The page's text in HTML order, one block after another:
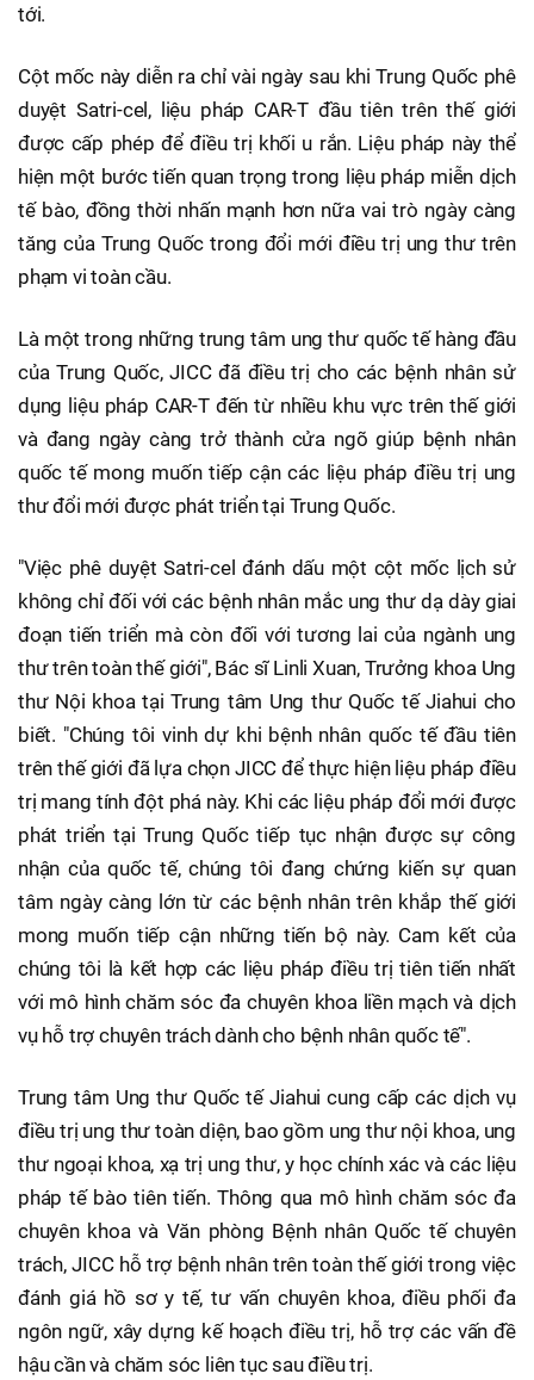
tới.
Cột mốc này diễn ra chỉ vài ngày sau khi Trung Quốc phê
duyệt Satri-cel, liệu pháp CAR-T đầu tiên trên thế giới
được cấp phép để điều trị khối u rắn. Liệu pháp này thể
hiện một bước tiến quan trọng trong liệu pháp miễn dịch
tế bào, đồng thời nhấn mạnh hơn nữa vai trò ngày càng
tăng của Trung Quốc trong đổi mới điều trị ung thư trên
phạm vi toàn cầu.
Là một trong những trung tâm ung thư quốc tế hàng đầu
của Trung Quốc, JICC đã điều trị cho các bệnh nhân sử
dụng liệu pháp CAR-T đến từ nhiều khu vực trên thế giới
và đang ngày càng trở thành cửa ngõ giúp bệnh nhân
quốc tế mong muốn tiếp cận các liệu pháp điều trị ung
thư đổi mới được phát triển tại Trung Quốc.
"Việc phê duyệt Satri-cel đánh dấu một cột mốc lịch sử
không chỉ đối với các bệnh nhân mắc ung thư dạ dày giai
đoạn tiến triển mà còn đối với tương lai của ngành ung
thư trên toàn thế giới", Bác sĩ Linli Xuan, Trưởng khoa Ung
thư Nội khoa tại Trung tâm Ung thư Quốc tế Jiahui cho
biết. "Chúng tôi vinh dự khi bệnh nhân quốc tế đầu tiên
trên thế giới đã lựa chọn JICC để thực hiện liệu pháp điều
trị mang tính đột phá này. Khi các liệu pháp đổi mới được
phát triển tại Trung Quốc tiếp tục nhận được sự công
nhận của quốc tế, chúng tôi đang chứng kiến sự quan
tâm ngày càng lớn từ các bệnh nhân trên khắp thế giới
mong muốn tiếp cận những tiến bộ này. Cam kết của
chúng tôi là kết hợp các liệu pháp điều trị tiên tiến nhất
với mô hình chăm sóc đa chuyên khoa liền mạch và dịch
vụ hỗ trợ chuyên trách dành cho bệnh nhân quốc tế".
Trung tâm Ung thư Quốc tế Jiahui cung cấp các dịch vụ
điều trị ung thư toàn diện, bao gồm ung thư nội khoa, ung
thư ngoại khoa, xạ trị ung thư, y học chính xác và các liệu
pháp tế bào tiên tiến. Thông qua mô hình chăm sóc đa
chuyên khoa và Văn phòng Bệnh nhân Quốc tế chuyên
trách, JICC hỗ trợ bệnh nhân trên toàn thế giới trong việc
đánh giá hồ sơ y tế, tư vấn chuyên khoa, điều phối đa
ngôn ngữ, xây dựng kế hoạch điều trị, hỗ trợ các vấn đề
hậu cần và chăm sóc liên tục sau điều trị.